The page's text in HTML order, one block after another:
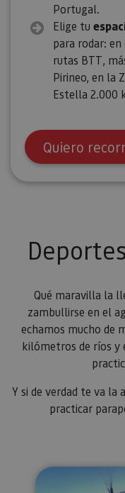
Portugal.
Elige tu
para rodar:
rutas BTT,
Pirineo, en la
Estella 2.000
Quiero
Qué maravilla la
zambullirse en el
echamos mucho de
kilómetros de ríos y
Y si de verdad te va la
practicar